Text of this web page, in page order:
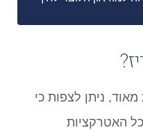
ניתן לצפות כי
האטרקציות